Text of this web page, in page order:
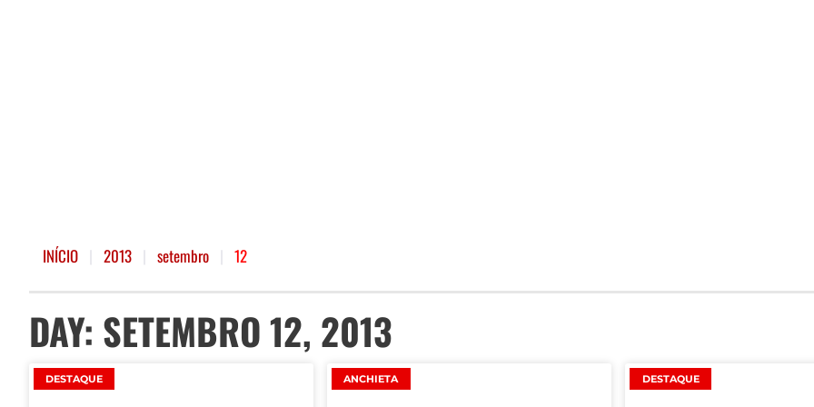
INÍCIO 2013 setembro 12
DAY: SETEMBRO 12, 2013
DESTAQUE ANCHIETA DESTAQUE